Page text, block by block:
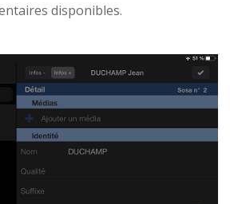
disponibles.